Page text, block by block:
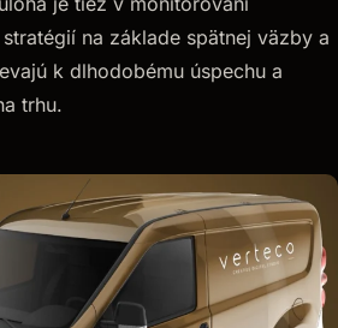
na základe spätnej väzby a
k dlhodobému úspechu a
trhu.